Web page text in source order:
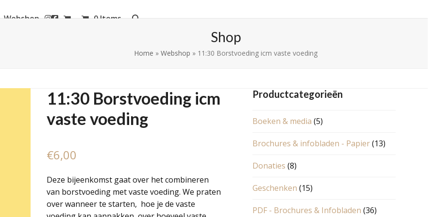
Webshop 0 Items
Shop
Home » Webshop » 11:30 Borstvoeding icm vaste voeding
11:30 Borstvoeding icm
vaste voeding
€6,00
Deze bijeenkomst gaat over het combineren
van borstvoeding met vaste voeding. We praten
over wanneer te starten, hoe je de vaste
Productcategorieën
Boeken & media (5)
Brochures & infobladen - Papier(13)
Donaties (8)
Geschenken (15)
PDF - Brochures & Infobladen (36)